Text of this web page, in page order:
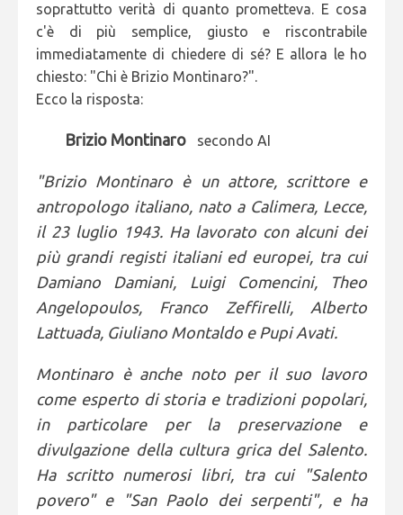
soprattutto verità di quanto prometteva. E cosa
c'è di più semplice, giusto e riscontrabile
immediatamente di chiedere di sé? E allora le ho
chiesto: "Chi è Brizio Montinaro?".
Ecco la risposta:
Brizio Montinaro secondo AI
"Brizio Montinaro è un attore, scrittore e
antropologo italiano, nato a Calimera, Lecce,
il 23 luglio 1943. Ha lavorato con alcuni dei
più grandi registi italiani ed europei, tra cui
Damiano Damiani, Luigi Comencini, Theo
Angelopoulos, Franco Zeffirelli, Alberto
Lattuada, Giuliano Montaldo e Pupi Avati.
Montinaro è anche noto per il suo lavoro
come esperto di storia e tradizioni popolari,
in particolare per la preservazione e
divulgazione della cultura grica del Salento.
Ha scritto numerosi libri, tra cui "Salento
povero" e "San Paolo dei serpenti", e ha